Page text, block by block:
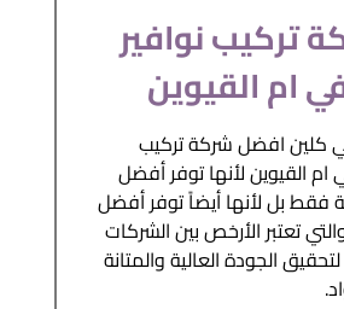
تركيب نوافير
ام القيوين
كلين افضل شركة تركيب
ام القيوين لأنها توفر أفضل
فقط بل لأنها أيضاً توفر أفضل
تعتبر الأرخص بين الشركات
الجودة العالية والمتانة